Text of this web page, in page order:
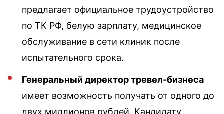
предлагает официальное трудоустройство
по ТК РФ, белую зарплату, медицинское
обслуживание в сети клиник после
испытательного срока.
Генеральный директор тревел-бизнеса
имеет возможность получать от одного до